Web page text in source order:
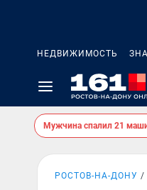
НЕДВИЖИМОСТЬ
Мужчина спалил 21
РОСТОВ-НА-ДОНУ